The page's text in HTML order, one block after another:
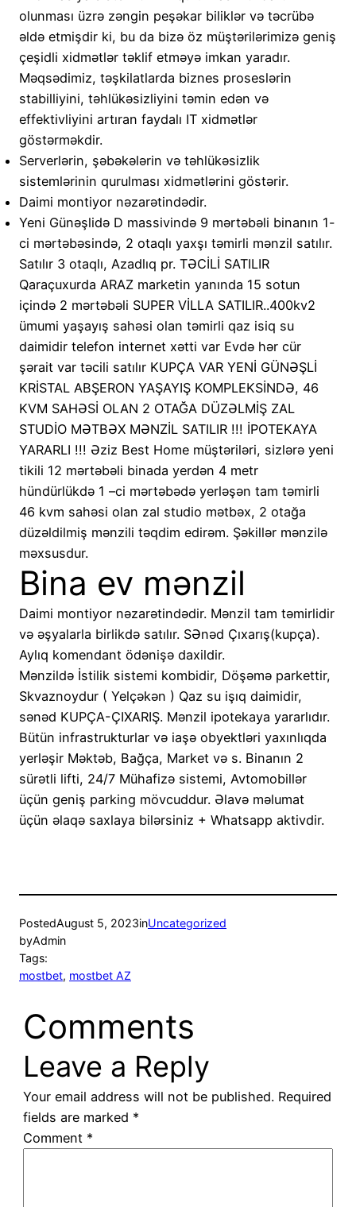
olunması üzrə zəngin peşəkar biliklər və təcrübə
əldə etmişdir ki, bu da bizə öz müştərilərimizə geniş
çeşidli xidmətlər təklif etməyə imkan yaradır.
Məqsədimiz, təşkilatlarda biznes proseslərin
stabilliyini, təhlükəsizliyini təmin edən və
effektivliyini artıran faydalı IT xidmətlər
göstərməkdir.
Serverlərin, şəbəkələrin və təhlükəsizlik
sistemlərinin qurulması xidmətlərini göstərir.
Daimi montiyor nəzarətindədir.
Yeni Günəşlidə D massivində 9 mərtəbəli binanın 1-
ci mərtəbəsində, 2 otaqlı yaxşı təmirli mənzil satılır.
Satılır 3 otaqlı, Azadlıq pr. TƏCİLİ SATILIR
Qaraçuxurda ARAZ marketin yanında 15 sotun
içində 2 mərtəbəli SUPER VİLLA SATILIR..400kv2
ümumi yaşayış sahəsi olan təmirli qaz isiq su
daimidir telefon internet xətti var Evdə hər cür
şərait var təcili satılır KUPÇA VAR YENİ GÜNƏŞLİ
KRİSTAL ABŞERON YAŞAYIŞ KOMPLEKSİNDƏ, 46
KVM SAHƏSİ OLAN 2 OTAĞA DÜZƏLMİŞ ZAL
STUDİO MƏTBƏX MƏNZİL SATILIR !!! İPOTEKAYA
YARARLI !!! Əziz Best Home müştəriləri, sizlərə yeni
tikili 12 mərtəbəli binada yerdən 4 metr
hündürlükdə 1 –ci mərtəbədə yerləşən tam təmirli
46 kvm sahəsi olan zal studio mətbəx, 2 otağa
düzəldilmiş mənzili təqdim edirəm. Şəkillər mənzilə
məxsusdur.
Bina ev mənzil
Daimi montiyor nəzarətindədir. Mənzil tam təmirlidir
və əşyalarla birlikdə satılır. SƏnəd Çıxarış(kupça).
Aylıq komendant ödənişə daxildir.
Mənzildə İstilik sistemi kombidir, Döşəmə parkettir,
Skvaznoydur ( Yelçəkən ) Qaz su işıq daimidir,
sənəd KUPÇA-ÇIXARIŞ. Mənzil ipotekaya yararlıdır.
Bütün infrastrukturlar və iaşə obyektləri yaxınlıqda
yerləşir Məktəb, Bağça, Market və s. Binanın 2
sürətli lifti, 24/7 Mühafizə sistemi, Avtomobillər
üçün geniş parking mövcuddur. Əlavə məlumat
üçün əlaqə saxlaya bilərsiniz + Whatsapp aktivdir.
PostedAugust 5, 2023inUncategorized
byAdmin
Tags:
mostbet, mostbet AZ
Comments
Leave a Reply
Your email address will not be published. Required
fields are marked *
Comment *